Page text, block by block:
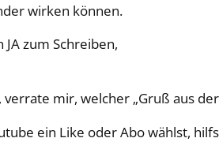
wirken können.
zum Schreiben,
verrate mir, welcher „Gruß aus
ein Like oder Abo wählst,